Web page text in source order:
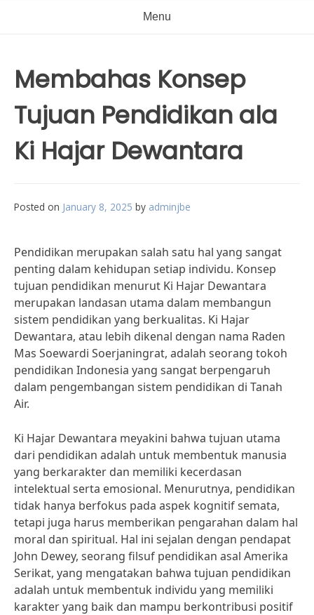
Menu
Membahas Konsep
Tujuan Pendidikan ala
Ki Hajar Dewantara
Posted on January 8, 2025 by adminjbe
Pendidikan merupakan salah satu hal yang sangat
penting dalam kehidupan setiap individu. Konsep
tujuan pendidikan menurut Ki Hajar Dewantara
merupakan landasan utama dalam membangun
sistem pendidikan yang berkualitas. Ki Hajar
Dewantara, atau lebih dikenal dengan nama Raden
Mas Soewardi Soerjaningrat, adalah seorang tokoh
pendidikan Indonesia yang sangat berpengaruh
dalam pengembangan sistem pendidikan di Tanah
Air.
Ki Hajar Dewantara meyakini bahwa tujuan utama
dari pendidikan adalah untuk membentuk manusia
yang berkarakter dan memiliki kecerdasan
intelektual serta emosional. Menurutnya, pendidikan
tidak hanya berfokus pada aspek kognitif semata,
tetapi juga harus memberikan pengarahan dalam hal
moral dan spiritual. Hal ini sejalan dengan pendapat
John Dewey, seorang filsuf pendidikan asal Amerika
Serikat, yang mengatakan bahwa tujuan pendidikan
adalah untuk membentuk individu yang memiliki
karakter yang baik dan mampu berkontribusi positif